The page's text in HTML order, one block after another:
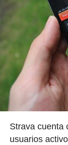
Strava cuenta
usuarios